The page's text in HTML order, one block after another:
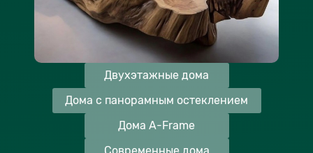
Двухэтажные дома
Дома с панорамным остеклением
Дома A-Frame